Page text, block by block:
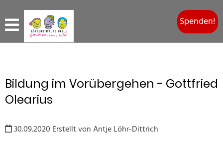
Spenden!
Bildung im Vorübergehen - Gottfried
Olearius
30.09.2020 Erstellt vonAntje Löhr-Dittrich